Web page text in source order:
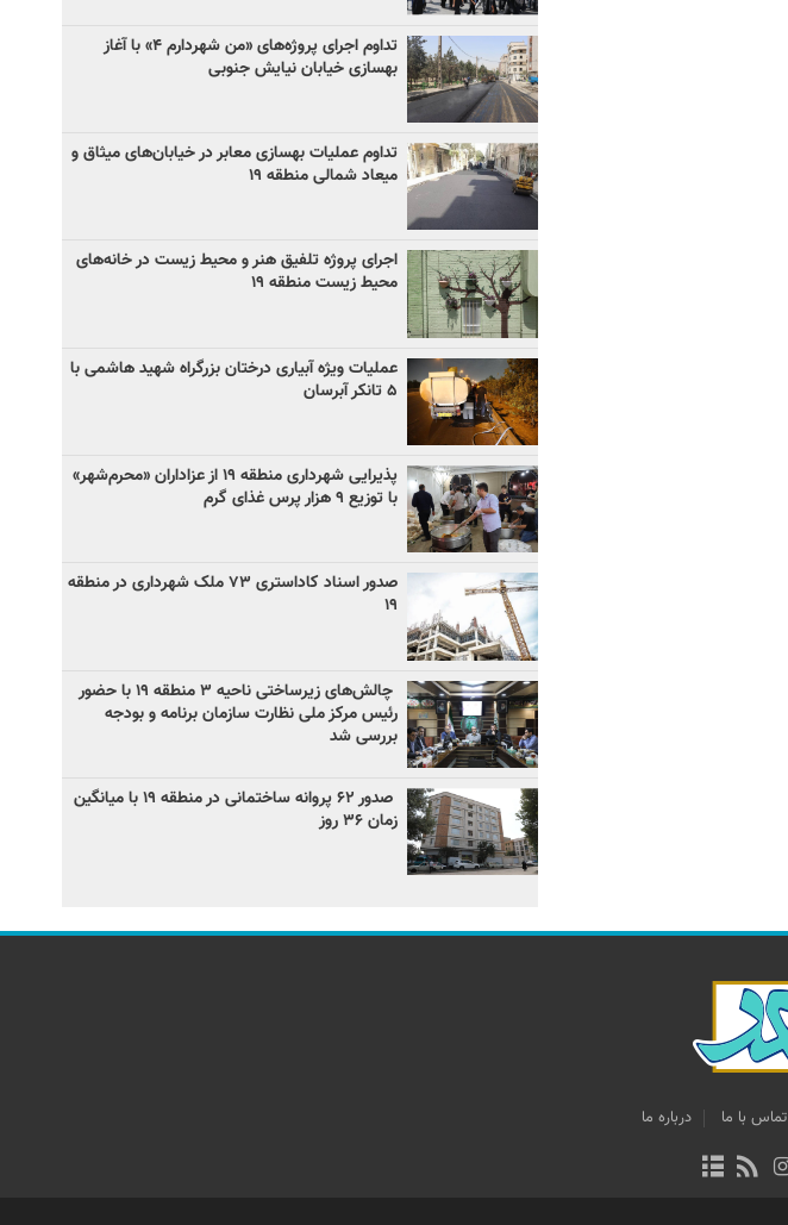
تداوم اجرای پروژه‌های «من شهردارم ۴» با آغاز
بهسازی خیابان نیایش جنوبی
تداوم عملیات بهسازی معابر در خیابان‌های میثاق و
میعاد شمالی منطقه ۱۹
اجرای پروژه تلفیق هنر و محیط زیست در خانه‌های
محیط زیست منطقه ۱۹
عملیات ویژه آبیاری درختان بزرگراه شهید هاشمی با
۵ تانکر آبرسان
پذیرایی شهرداری منطقه ۱۹ از عزاداران «محرم‌شهر»
با توزیع ۹ هزار پرس غذای گرم
صدور اسناد کاداستری ۷۳ ملک شهرداری در منطقه
۱۹
چالش‌های زیرساختی ناحیه ۳ منطقه ۱۹ با حضور
رئیس مرکز ملی نظارت سازمان برنامه و بودجه
بررسی شد
صدور ۶۲ پروانه ساختمانی در منطقه ۱۹ با میانگین
زمان ۳۶ روز
تماس با ما درباره ما